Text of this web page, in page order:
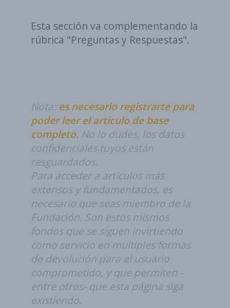
Esta sección va complementando la
rúbrica "Preguntas y Respuestas".
Nota: es necesario registrarte para
poder leer el artículo de base
completo. No lo dudes, los datos
confidenciales tuyos están
resguardados.
Para acceder a artículos más
extensos y fundamentados, es
necesario que seas miembro de la
Fundación. Son estos mismos
fondos que se siguen invirtiendo
como servicio en multiples formas
de devolución para el usuario
comprometido, y que permiten -
entre otros- que esta página siga
existiendo.